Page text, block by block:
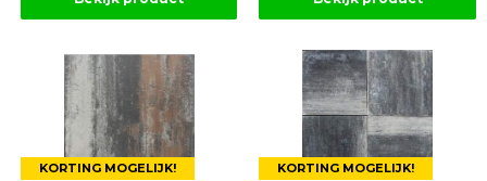
KORTING MOGELIJK! KORTING MOGELIJK!